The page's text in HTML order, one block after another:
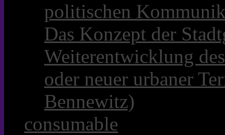
politischen
Das Konzept der
Weiterentwicklung
oder neuer urbaner
Bennewitz)
consumable